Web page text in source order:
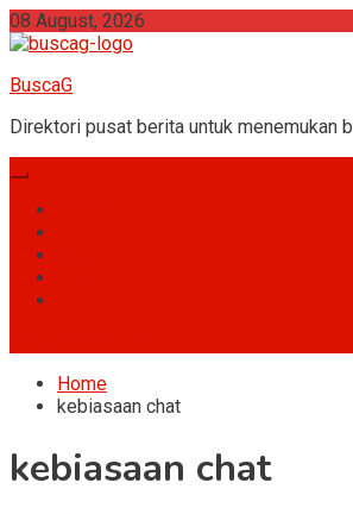
Skip
to
08 August, 2026
BuscaG
Direktori pusat berita untuk menemukan
Home
kebiasaan chat
kebiasaan chat